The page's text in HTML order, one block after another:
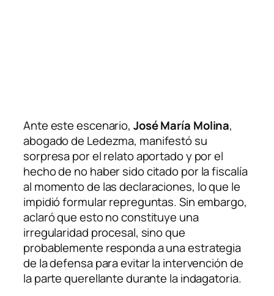
Ante este escenario, José María Molina,
abogado de Ledezma, manifestó su
sorpresa por el relato aportado y por el
hecho de no haber sido citado por la fiscalía
al momento de las declaraciones, lo que le
impidió formular repreguntas. Sin embargo,
aclaró que esto no constituye una
irregularidad procesal, sino que
probablemente responda a una estrategia
de la defensa para evitar la intervención de
la parte querellante durante la indagatoria.